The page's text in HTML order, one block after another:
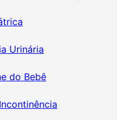
Urinária
do Bebê
Incontinência